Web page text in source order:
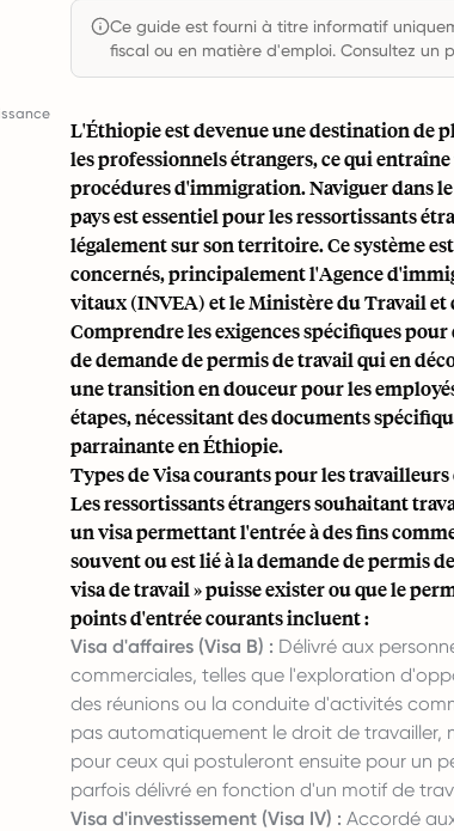
Ce guide est fourni à titre informatif
fiscal ou en matière d'emploi. Consultez un
L'Éthiopie est devenue une destination de
les professionnels étrangers, ce qui
procédures d'immigration. Naviguer dans
pays est essentiel pour les ressortissants
légalement sur son territoire. Ce système
concernés, principalement l'Agence
vitaux (INVEA) et le Ministère du Travail et
Comprendre les exigences spécifiques
de demande de permis de travail qui en
une transition en douceur pour les
étapes, nécessitant des documents
parrainante en Éthiopie.
Types de Visa courants pour les travailleurs
Les ressortissants étrangers souhaitant
un visa permettant l'entrée à des fins
souvent ou est lié à la demande de permis
visa de travail » puisse exister ou que le
points d'entrée courants incluent :
Visa d'affaires (Visa B) : Délivré aux
commerciales, telles que l'exploration
des réunions ou la conduite d'activités
pas automatiquement le droit de travailler,
pour ceux qui postuleront ensuite pour un
parfois délivré en fonction d'un motif de
Visa d'investissement (Visa IV) : Accordé